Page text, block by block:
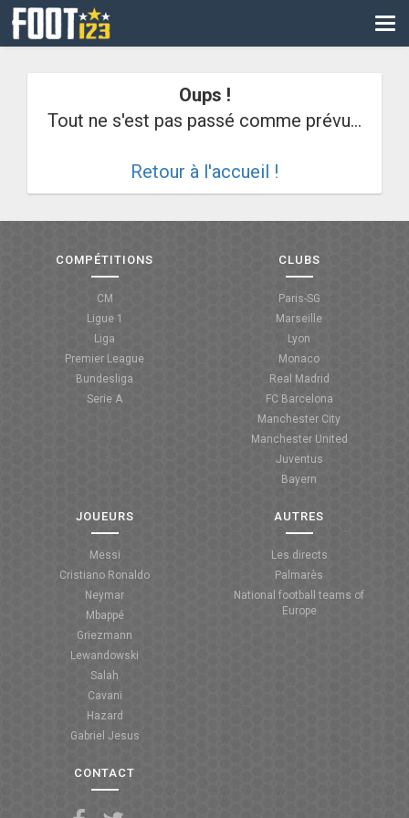
CM
COUPE DE FRANCE
COUPE DE LA LIGUE
Oups !
Tout ne s'est pas passé comme prévu...
Retour à l'accueil !
COMPÉTITIONS
CM
Ligue 1
Liga
Premier League
Bundesliga
Serie A
CLUBS
Paris-SG
Marseille
Lyon
Monaco
Real Madrid
FC Barcelona
Manchester City
Manchester United
Juventus
Bayern
JOUEURS
Messi
Cristiano Ronaldo
Neymar
Mbappé
Griezmann
Lewandowski
Salah
Cavani
Hazard
Gabriel Jesus
AUTRES
Les directs
Palmarès
National football teams of
Europe
CONTACT